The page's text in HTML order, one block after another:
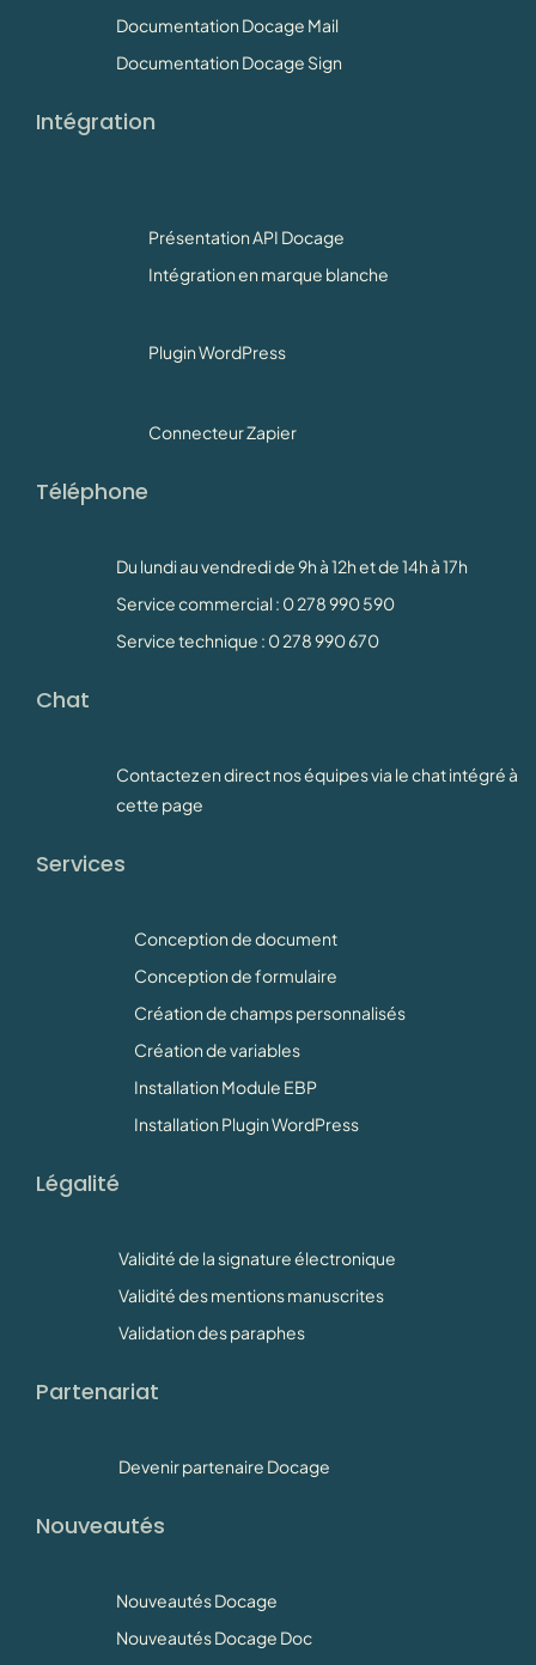
Documentation Docage Mail
Documentation Docage Sign
Intégration
Présentation API Docage
Intégration en marque blanche
Plugin WordPress
Connecteur Zapier
Téléphone
Du lundi au vendredi de 9h à 12h et de 14h à 17h
Service commercial : 0 278 990 590
Service technique : 0 278 990 670
Chat
Contactez en direct nos équipes via le chat intégré à
cette page
Services
Conception de document
Conception de formulaire
Création de champs personnalisés
Création de variables
Installation Module EBP
Installation Plugin WordPress
Légalité
Validité de la signature électronique
Validité des mentions manuscrites
Validation des paraphes
Partenariat
Devenir partenaire Docage
Nouveautés
Nouveautés Docage
Nouveautés Docage Doc